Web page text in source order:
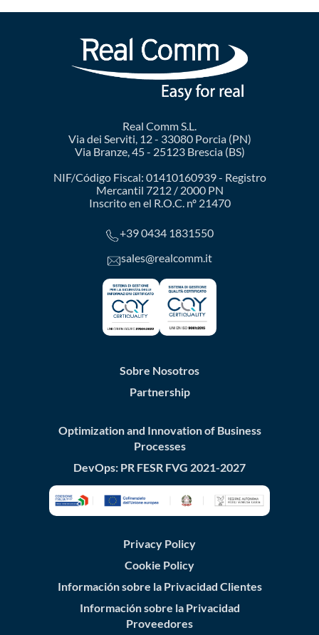
Real Comm S.L.
Via dei Serviti, 12 - 33080 Porcia (PN)
Via Branze, 45 - 25123 Brescia (BS)
NIF/Código Fiscal: 01410160939 - Registro
Mercantil 7212 / 2000 PN
Inscrito en el R.O.C. nº 21470
+39 0434 1831550
sales@realcomm.it
Sobre Nosotros
Partnership
Optimization and Innovation of Business
Processes
DevOps: PR FESR FVG 2021-2027
Privacy Policy
Cookie Policy
Información sobre la Privacidad Clientes
Información sobre la Privacidad
Proveedores